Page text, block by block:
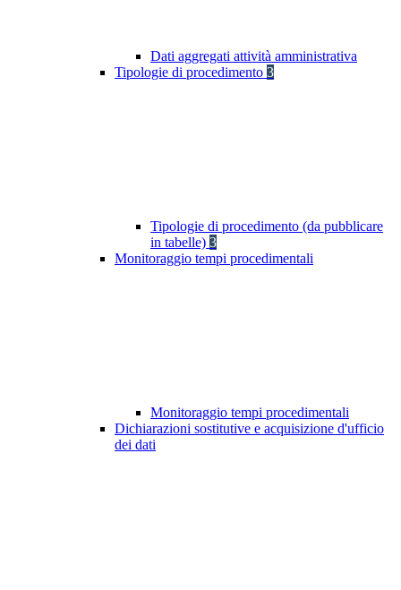
Dati aggregati attività amministrativa
Tipologie di procedimento 3
Tipologie di procedimento (da pubblicare
in tabelle) 3
Monitoraggio tempi procedimentali
Monitoraggio tempi procedimentali
Dichiarazioni sostitutive e acquisizione d'ufficio
dei dati